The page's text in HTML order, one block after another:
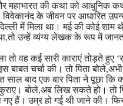
महाभारत की कथा को आधुनिक
के जीवन पर आधारित
में मिला था। मई की कोई
उन्हें व्यंग्य लेखक के रूप में
वह कई सारी काराएं तोड़ते हुए
बाबत चर्चा की। तो पिता
साल बाद एक बार पिता ने पूछा
बोले,अब लिख सकते हो।
हैं। उम्र हो गई थी जाने की। फिर